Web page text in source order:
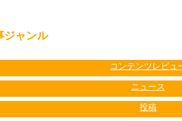
ジャンル
コンテンツレビュ
ニュース
投稿